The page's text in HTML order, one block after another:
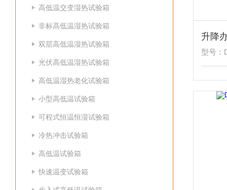
高低温交变湿热试验箱
非标高低温湿热试验箱
双层高低温湿热试验箱
光伏高低温湿热试验箱
高低温湿热老化试验箱
小型高低温试验箱
可程式恒温恒湿试验箱
冷热冲击试验箱
高低温试验箱
快速温变试验箱
升降
型号：